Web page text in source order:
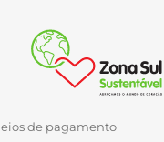
de pagamento